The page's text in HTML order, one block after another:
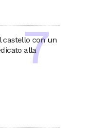
castello con un
alla